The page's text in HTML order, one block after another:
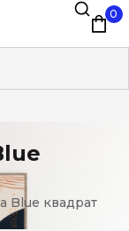
0
Blue квадрат